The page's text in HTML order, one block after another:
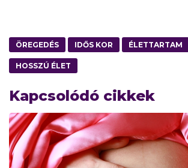
ÖREGEDÉS IDŐS KOR ÉLETTARTAM
HOSSZÚ ÉLET
Kapcsolódó cikkek